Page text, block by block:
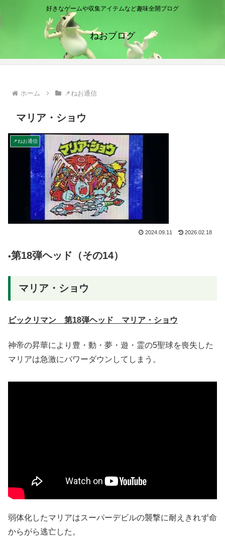
好きなゲームや収集アイテムなど趣味全開ブログ
ねおブログ
ホーム 📌ねお通信
マリア・ショウ
📌ねお通信
2024.09.11 2026.02.18
▪️第18弾ヘッド（その14）
マリア・ショウ
ビックリマン 第18弾ヘッド マリア・ショウ
神帝の昇華により豊・動・夢・遊・霊の5聖球を喪失した
マリアは急激にパワーダウンしてしまう。
弱体化したマリアはスーパーデビルの襲撃に耐えきれず命
からがら逃亡した。